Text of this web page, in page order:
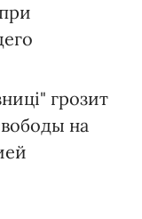
грозит
на